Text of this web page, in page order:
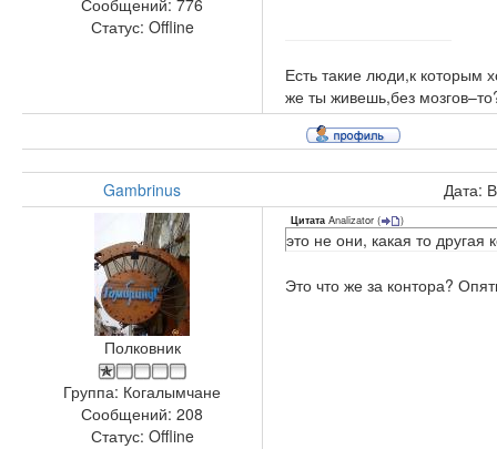
Сообщений: 776
Статус: Offline
Есть такие люди,к которым
же ты живешь,без
Gambrinus Дата:
Полковник
Группа: Когалымчане
Сообщений: 208
Статус: Offline
Цитата Analizator ( )
это не они, какая то другая
Это что же за контора?